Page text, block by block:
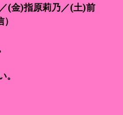
(金)指原莉乃／(土)前